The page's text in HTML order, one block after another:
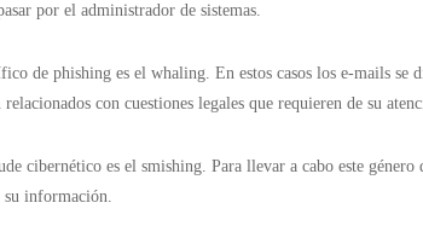
por el administrador de sistemas.
de phishing es el whaling. En estos casos los e-mails
con cuestiones legales que requieren de su
cibernético es el smishing. Para llevar a cabo este
su información.